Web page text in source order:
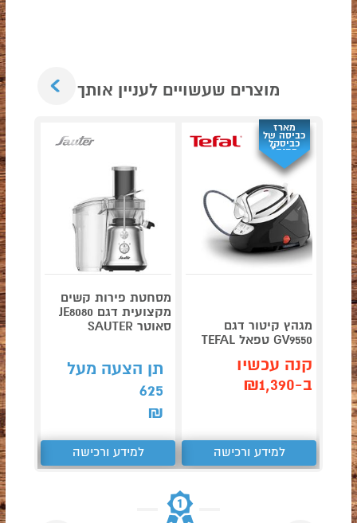
מוצרים שעשויים לעניין אותך
מארז
כביסה של
כביסקל
מתנה*
מגהץ קיטור דגם
GV9550 טפאל TEFAL
קנה עכשיו
ב-₪1,390
למידע ורכישה
מסחטת פירות קשים
מקצועית דגם JE8080
סאוטר SAUTER
תן הצעה מעל
625
₪
למידע ורכישה
נינג'ה
749